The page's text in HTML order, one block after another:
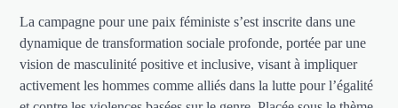
La campagne pour une paix féministe s’est inscrite dans une
dynamique de transformation sociale profonde, portée par une
vision de masculinité positive et inclusive, visant à impliquer
activement les hommes comme alliés dans la lutte pour l’égalité